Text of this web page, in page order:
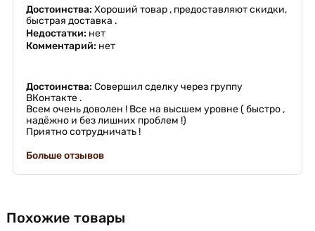
Достоинства: Хороший товар , предоставляют скидки,
быстрая доставка .
Недостатки: нет
Комментарий: нет
Достоинства: Совершил сделку через группу
ВКонтакте .
Всем очень доволен ! Все на высшем уровне ( быстро ,
надёжно и без лишних проблем !)
Приятно сотрудничать !
Больше отзывов
Похожие товары